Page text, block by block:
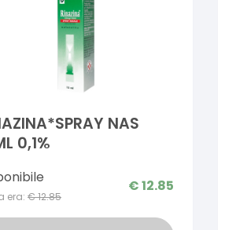
NAS
0,1%
era: €12.85
€12.85